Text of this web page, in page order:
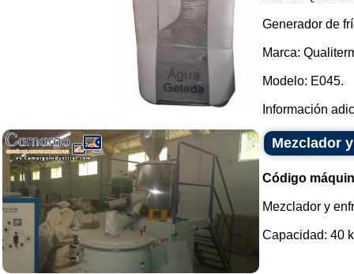
Generador de
Marca:
Modelo: E045.
Información
Mezclador
Código
Mezclador y
Capacidad: 40